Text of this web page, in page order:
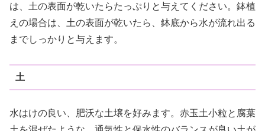
は、土の表面が乾いたらたっぷりと与えてください。鉢植
えの場合は、土の表面が乾いたら、鉢底から水が流れ出る
までしっかりと与えます。
土
水はけの良い、肥沃な土壌を好みます。赤玉土小粒と腐葉